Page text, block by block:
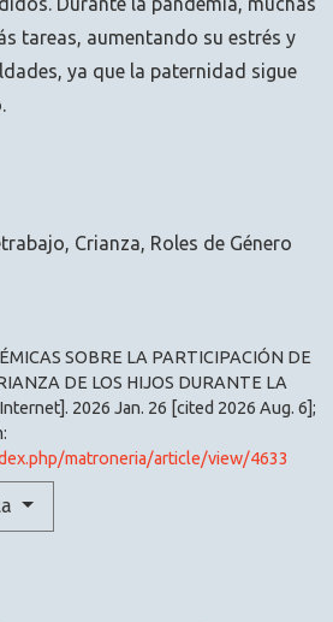
Crianza Roles de Género
SOBRE LA PARTICIPACIÓN DE
DE LOS HIJOS DURANTE LA
2026 Jan. 26 [cited 2026 Aug. 6];
matroneria/article/view/4633
tareas, aumentando su estrés y
ya que la paternidad sigue